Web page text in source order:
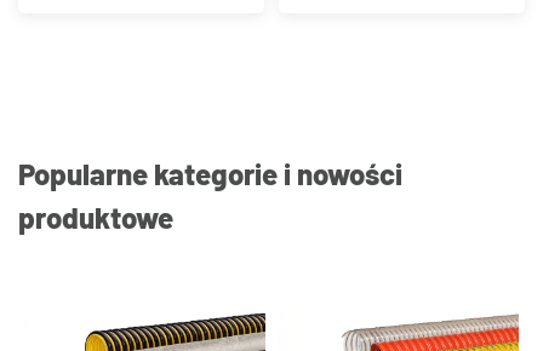
Popularne kategorie i nowości
produktowe